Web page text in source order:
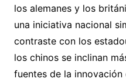
los alemanes y los
una iniciativa nacional
contraste con los
los chinos se inclinan
fuentes de la innovación